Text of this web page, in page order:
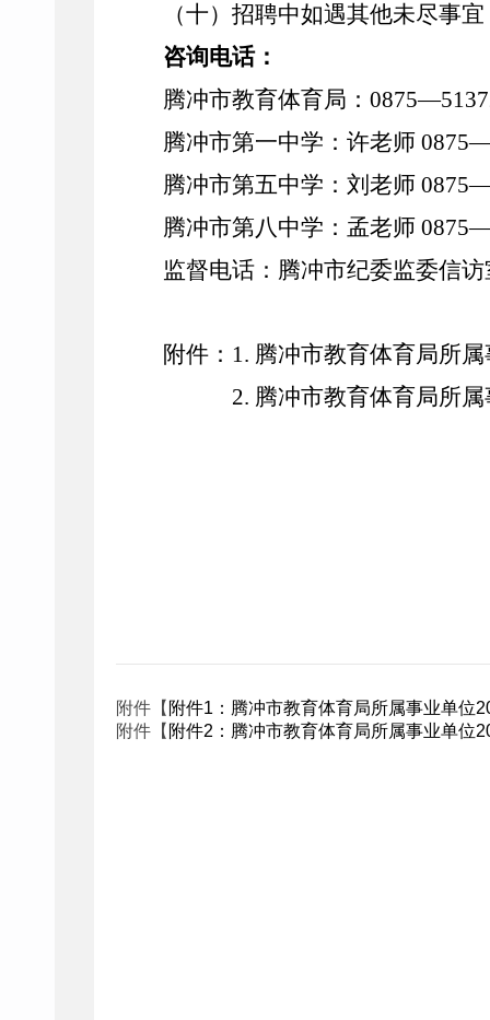
（十）招聘中如遇其他未尽事
咨询电话：
腾冲市教育体育局 ：
腾冲市第一中学 ：许老师
腾冲市第五中学 ： 刘 老师
腾冲市第八中学 ：孟老师
监督电话：腾冲市纪委监委信
附件：1. 腾冲市教育体育局所
2. 腾冲市教育体育局所
附件【 附件1：腾冲市教育体育局所属事业单位
附件【 附件2：腾冲市教育体育局所属事业单位